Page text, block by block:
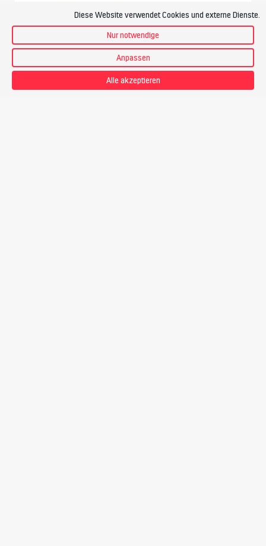
Annullationskostenversicherung
Vorgesehener Bergführer
Diese Website verwendet Cookies und externe Dienste.
Nur notwendige
Anpassen
Alle akzeptieren